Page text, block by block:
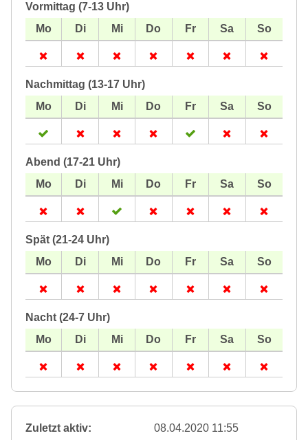
Vormittag (7-13 Uhr)
Nachmittag (13-17 Uhr)
Abend (17-21 Uhr)
Spät (21-24 Uhr)
Nacht (24-7 Uhr)
Zuletzt aktiv:
08.04.2020 11:55